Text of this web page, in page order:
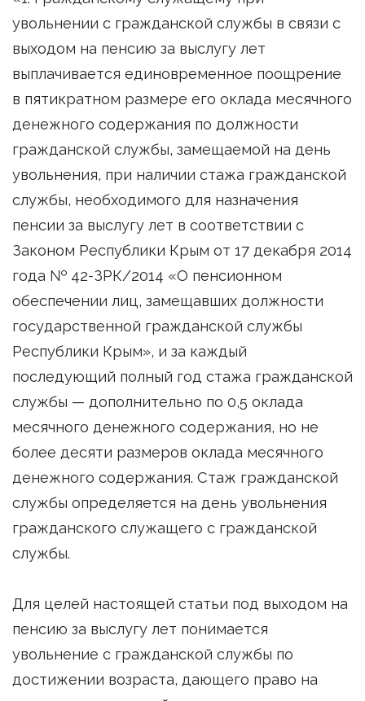
увольнении с гражданской службы в связи с
выходом на пенсию за выслугу лет
выплачивается единовременное поощрение
в пятикратном размере его оклада месячного
денежного содержания по должности
гражданской службы, замещаемой на день
увольнения, при наличии стажа гражданской
службы, необходимого для назначения
пенсии за выслугу лет в соответствии с
Законом Республики Крым от 17 декабря 2014
года № 42-ЗРК/2014 «О пенсионном
обеспечении лиц, замещавших должности
государственной гражданской службы
Республики Крым», и за каждый
последующий полный год стажа гражданской
службы — дополнительно по 0,5 оклада
месячного денежного содержания, но не
более десяти размеров оклада месячного
денежного содержания. Стаж гражданской
службы определяется на день увольнения
гражданского служащего с гражданской
службы.
Для целей настоящей статьи под выходом на
пенсию за выслугу лет понимается
увольнение с гражданской службы по
достижении возраста, дающего право на